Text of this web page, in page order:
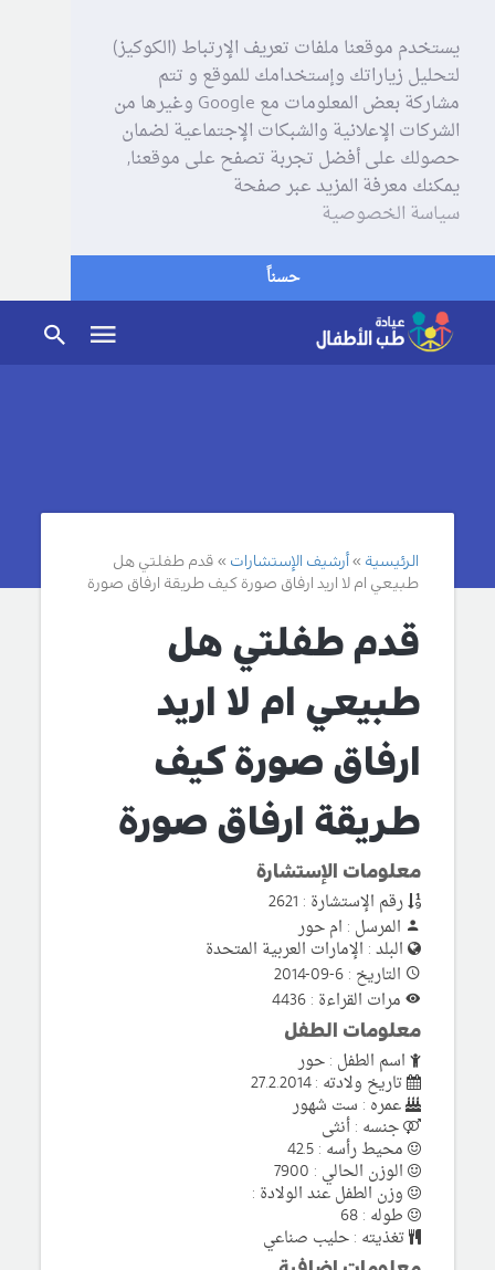
يستخدم موقعنا ملفات تعريف الإرتباط (الكوكيز)
لتحليل زياراتك وإستخدامك للموقع و تتم
مشاركة بعض المعلومات مع Google وغيرها من
الشركات الإعلانية والشبكات الإجتماعية لضمان
حصولك على أفضل تجربة تصفح على موقعنا,
يمكنك معرفة المزيد عبر صفحة
سياسة الخصوصية
حسناً
الرئيسية أرشيف الإستشارات
قدم طفلتي هل
طبيعي ام لا اريد ارفاق صورة كيف طريقة ارفاق صورة
قدم طفلتي هل
طبيعي ام لا اريد
ارفاق صورة كيف
طريقة ارفاق صورة
معلومات الإستشارة
رقم الإستشارة : 2621
المرسل : ام حور
البلد : الإمارات العربية المتحدة
التاريخ : 6-09-2014
مرات القراءة : 4436
معلومات الطفل
اسم الطفل : حور
تاريخ ولادته : 27.2.2014
عمره : ست شهور
جنسه : أنثى
محيط رأسه : 42.5
الوزن الحالي : 7900
وزن الطفل عند الولادة :
طوله : 68
تغذيته : حليب صناعي